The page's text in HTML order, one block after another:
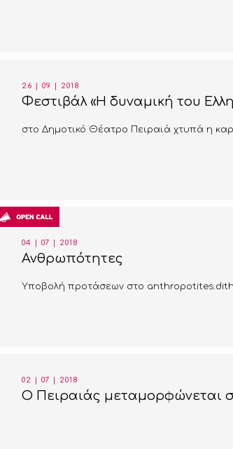
26 | 09 | 2018
Φεστιβάλ «Η δυναμική του
στο Δημοτικό Θέατρο Πειραιά χτυπά η
04 | 07 | 2018
Ανθρωπότητες
Υποβολή προτάσεων στο
02 | 07 | 2018
Ο Πειραιάς μεταμορφώνεται